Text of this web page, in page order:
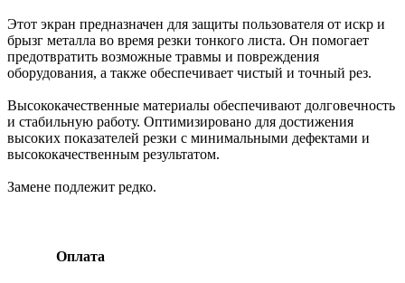
Этот экран предназначен для защиты пользователя от искр и
брызг металла во время резки тонкого листа. Он помогает
предотвратить возможные травмы и повреждения
оборудования, а также обеспечивает чистый и точный рез.
Высококачественные материалы обеспечивают долговечность
и стабильную работу. Оптимизировано для достижения
высоких показателей резки с минимальными дефектами и
высококачественным результатом.
Замене подлежит редко.
Оплата